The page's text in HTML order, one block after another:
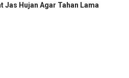
Jas Hujan Agar Tahan Lama